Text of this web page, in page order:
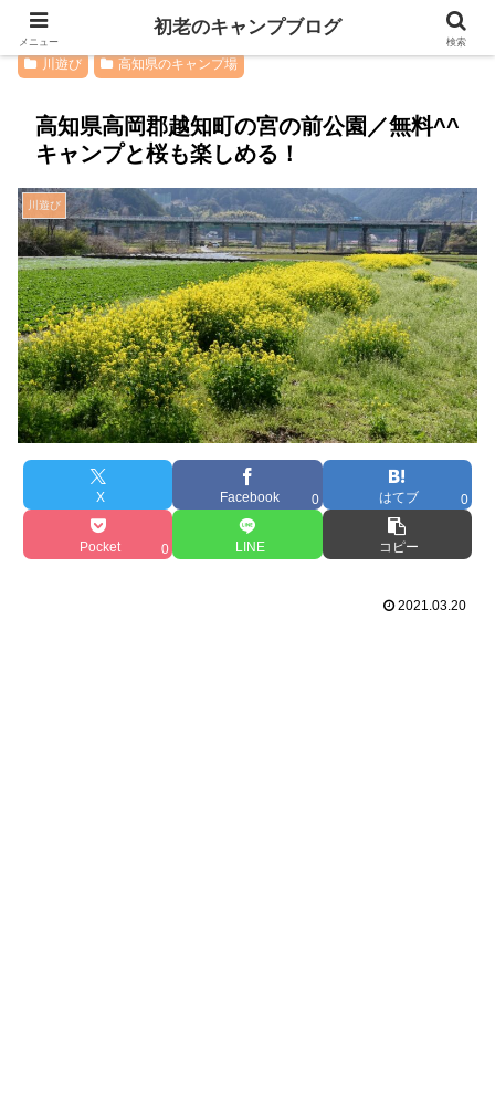
川遊び 高知県のキャンプ場
高知県高岡郡越知町の宮の前公園／無料^^
キャンプと桜も楽しめる！
川遊び
X Facebook 0 はてブ 0
Pocket 0 LINE コピー
2021.03.20
メニュー
初老のキャンプブログ
検索